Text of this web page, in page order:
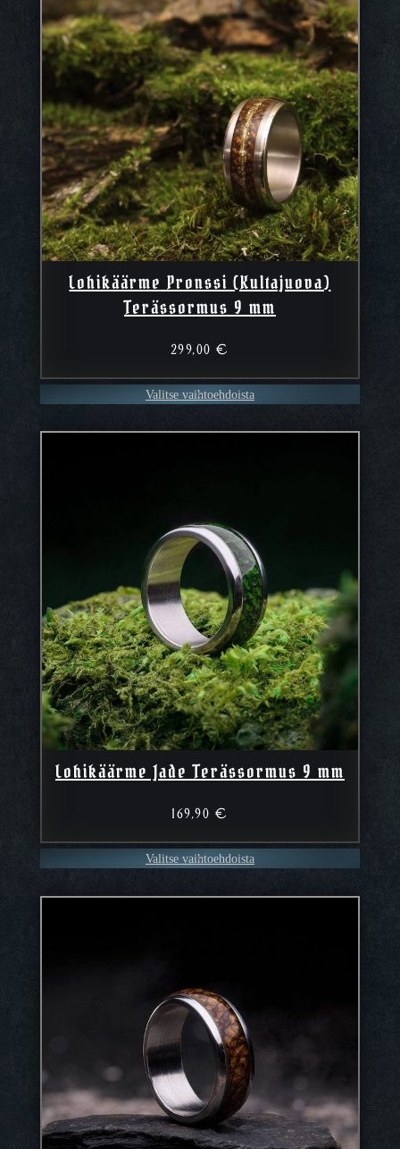
Lohikäärme Pronssi (Kultajuova)
Terässormus 9 mm
299,00€
Valitse vaihtoehdoista
Lohikäärme Jade Terässormus 9 mm
169,90 €
Valitse vaihtoehdoista